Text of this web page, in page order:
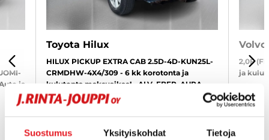
Suostumus Yksityiskohdat Tietoja
FÖREGÅENDE
ja
Toyota Hilux
HILUX PICKUP EXTRA CAB 2.5D-4D-KUN25L-
CRMDHW-4X4/309 - 6 kk korotonta ja
kulutonta maksuaikaa! - ALV, EBER, AURA,
KIPPILAVA!
Volvo
2,0F
ja